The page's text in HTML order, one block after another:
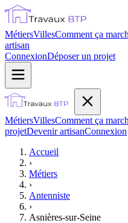
MétiersVillesComment ça
artisan
ConnexionDéposer un projet
MétiersVillesComment ça
projetDevenir artisanConnexion
Accueil
›
Métiers
›
Antenniste
›
Asnières-sur-Seine